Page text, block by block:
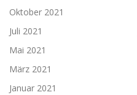
Oktober 2021
Juli 2021
Mai 2021
März 2021
Januar 2021